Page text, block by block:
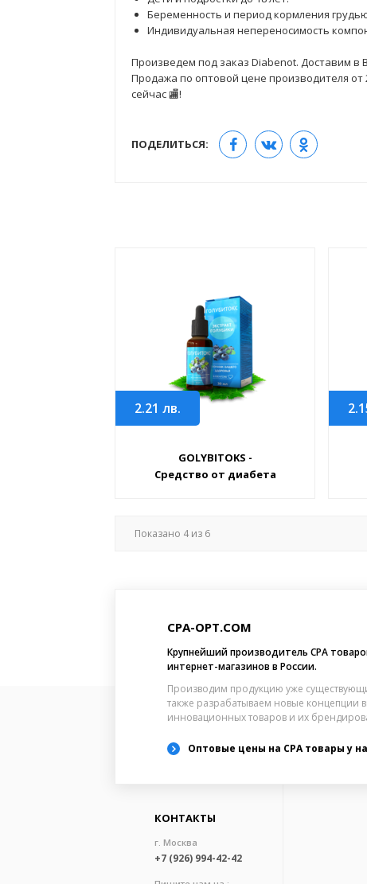
Беременность и период кормления
Индивидуальная непереносимость
Произведем под заказ Diabenot. Доставим в
Продажа по оптовой цене производителя
сейчас 🏬!
ПОДЕЛИТЬСЯ:
2.21 лв.
GOLYBITOKS -
Средство от диабета
Показано 4из 6
CPA-OPT.COM
Крупнейший производитель CPA
интернет-магазинов в России.
Производим продукцию уже
также разрабатываем новые концепции
инновационных товаров и их
Оптовые цены на CPA товары у
КОНТАКТЫ
г. Москва
+7 (926) 994-42-42